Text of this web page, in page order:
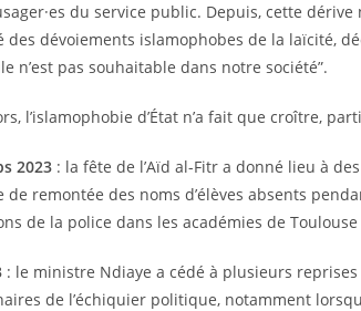
du service public. Depuis, cette dérive
des dévoiements islamophobes de la laïcité,
n’est pas souhaitable dans notre société”.
l’islamophobie d’État n’a fait que croître,
2023 : la fête de l’Aïd al-Fitr a donné lieu à
de remontée des noms d’élèves absents
de la police dans les académies de
: le ministre Ndiaye a cédé à plusieurs
de l’échiquier politique, notamment